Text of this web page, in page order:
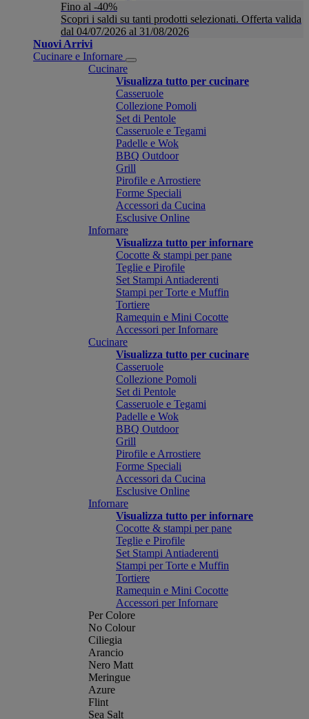
Fino al -40%
Scopri i saldi su tanti prodotti selezionati. Offerta valida
dal 04/07/2026 al 31/08/2026
Nuovi Arrivi
Cucinare e Infornare
Cucinare
Visualizza tutto per cucinare
Casseruole
Collezione Pomoli
Set di Pentole
Casseruole e Tegami
Padelle e Wok
BBQ Outdoor
Grill
Pirofile e Arrostiere
Forme Speciali
Accessori da Cucina
Esclusive Online
Infornare
Visualizza tutto per infornare
Cocotte & stampi per pane
Teglie e Pirofile
Set Stampi Antiaderenti
Stampi per Torte e Muffin
Tortiere
Ramequin e Mini Cocotte
Accessori per Infornare
Cucinare
Visualizza tutto per cucinare
Casseruole
Collezione Pomoli
Set di Pentole
Casseruole e Tegami
Padelle e Wok
BBQ Outdoor
Grill
Pirofile e Arrostiere
Forme Speciali
Accessori da Cucina
Esclusive Online
Infornare
Visualizza tutto per infornare
Cocotte & stampi per pane
Teglie e Pirofile
Set Stampi Antiaderenti
Stampi per Torte e Muffin
Tortiere
Ramequin e Mini Cocotte
Accessori per Infornare
Per Colore
No Colour
Ciliegia
Arancio
Nero Matt
Meringue
Azure
Flint
Sea Salt